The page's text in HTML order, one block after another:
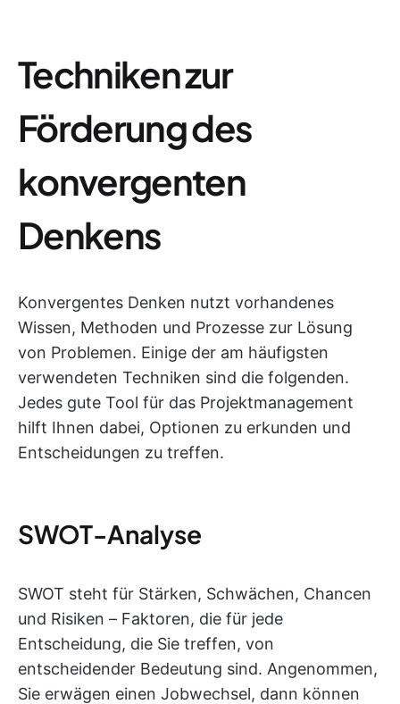
Techniken zur
Förderung des
konvergenten
Denkens
Konvergentes Denken nutzt vorhandenes
Wissen, Methoden und Prozesse zur Lösung
von Problemen. Einige der am häufigsten
verwendeten Techniken sind die folgenden.
Jedes gute Tool für das Projektmanagement
hilft Ihnen dabei, Optionen zu erkunden und
Entscheidungen zu treffen.
SWOT-Analyse
SWOT steht für Stärken, Schwächen, Chancen
und Risiken – Faktoren, die für jede
Entscheidung, die Sie treffen, von
entscheidender Bedeutung sind. Angenommen,
Sie erwägen einen Jobwechsel, dann können